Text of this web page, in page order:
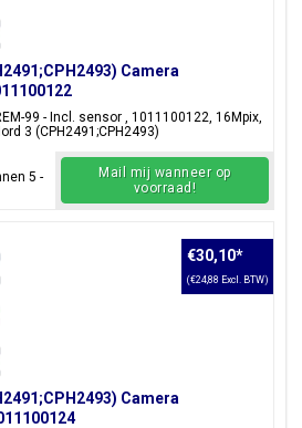
Camera
99 - Incl. sensor , 1011100122, 16Mpix,
3 (CPH2491;CPH2493)
5 -
Mail mij wanneer op
voorraad!
Camera
€30,10*
(€24,88 Excl. BTW)